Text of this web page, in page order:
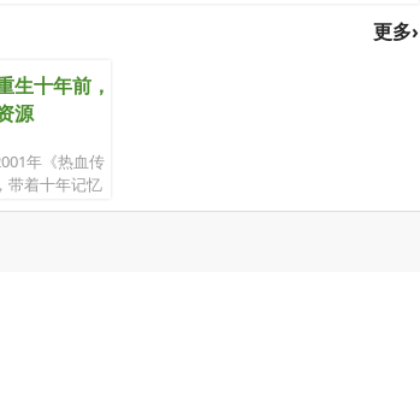
更多›
生十年前，
源
年《热血传
带着十年记忆